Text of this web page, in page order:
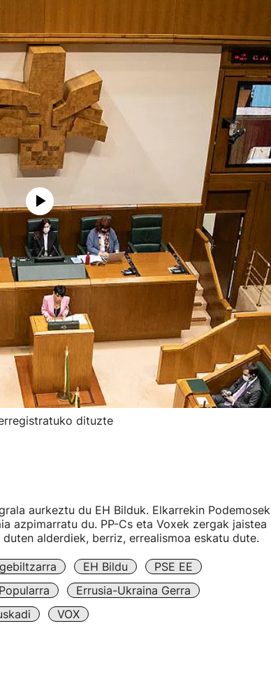
dituzte
aurkeztu du EH Bilduk. Elkarrekin Podemosek
azpimarratu du. PP-Cs eta Voxek zergak jaistea
alderdiek, berriz, errealismoa eskatu dute.
EH Bildu
PSE EE
Errusia-Ukraina Gerra
VOX